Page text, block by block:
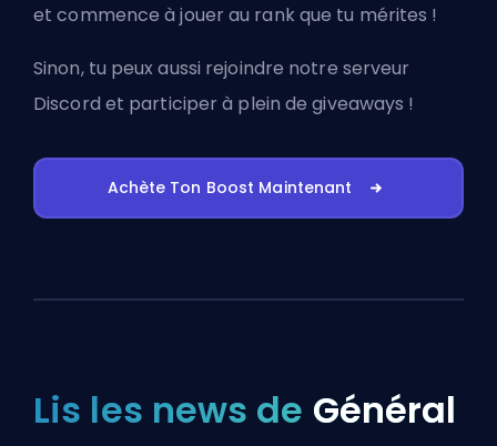
et commence à jouer au rank que tu mérites !
Sinon, tu peux aussi rejoindre notre serveur
Discord et participer à plein de giveaways !
Achète Ton Boost Maintenant
Lis les news de Général